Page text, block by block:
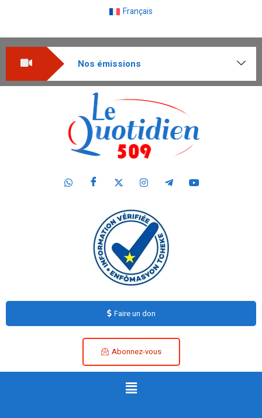
Français
Nos émissions
Faire un don
Abonnez-vous